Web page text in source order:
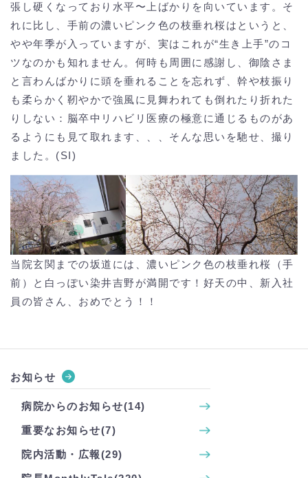
張し硬くなっており水平〜上ばかりを向いています。そ
れに比し、手前の濃いピンク色の枝垂れ桜はというと、
やや年季が入っていますが、実はこれが“生き上手”のコ
ツなのかも知れません。何時も周囲に感謝し、御陰さま
と言わんばかりに頭を垂れることを忘れず、幹や枝振り
も柔らかく靭やかで強風に見舞われても倒れたり折れた
りしない：脳卒中リハビリ医療の極意に通じるものがあ
るようにも見て取れます、、、そんな思いを馳せ、撮り
ました。(SI)
当院玄関までの坂道には、濃いピンク色の枝垂れ桜（手
前）と白っぽい染井吉野が満開です！好天の中、新入社
員の皆さん、おめでとう！！
お知らせ
病院からのお知らせ(14)
重要なお知らせ(7)
院内活動・広報(29)